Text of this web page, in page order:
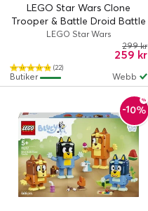
LEGO Star Wars Clone
Trooper & Battle Droid Battle
Pack 75372
LEGO Star Wars
(22)
259 kr
299 kr
Webb
Butiker
-10%